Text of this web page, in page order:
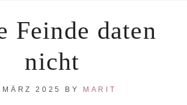
Feinde daten
nicht
2025 BY MARIT